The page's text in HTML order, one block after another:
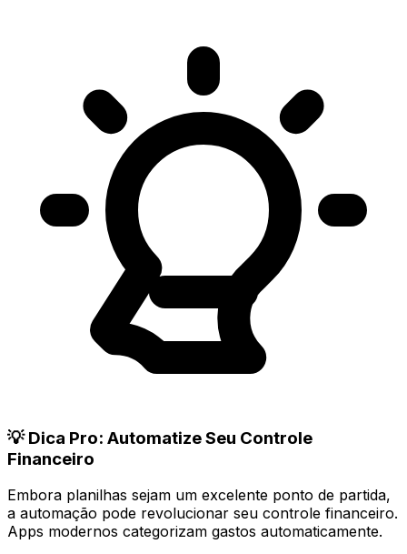
💡 Dica Pro: Automatize Seu Controle
Financeiro
Embora planilhas sejam um excelente ponto de partida,
a automação pode revolucionar seu controle financeiro.
Apps modernos categorizam gastos automaticamente.